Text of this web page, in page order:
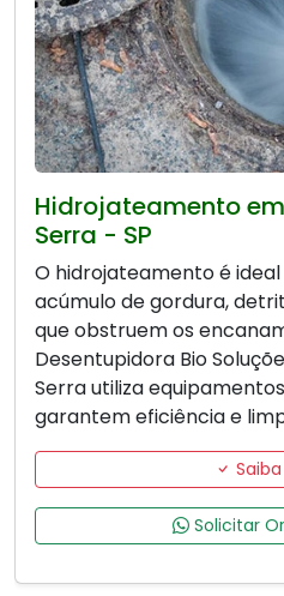
Hidrojateamento
Serra - SP
O hidrojateamento é
acúmulo de gordura,
que obstruem os
Desentupidora Bio
Serra utiliza
garantem eficiência e
Solicitar